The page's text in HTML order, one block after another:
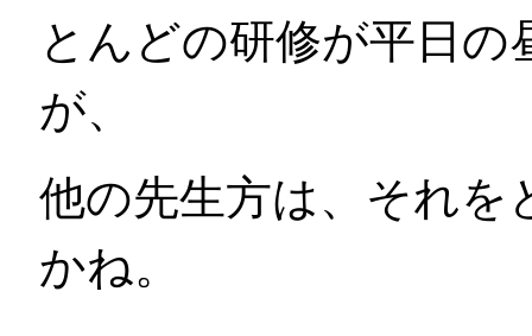
とんどの研修が平日
が、
他の先生方は、それを
かね。